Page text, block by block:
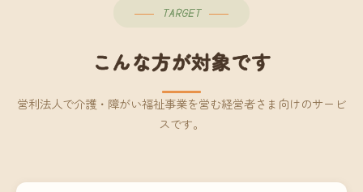
TARGET
こんな方が対象です
営利法人で介護・障がい福祉事業を営む経営者さま向けのサービ
スです。